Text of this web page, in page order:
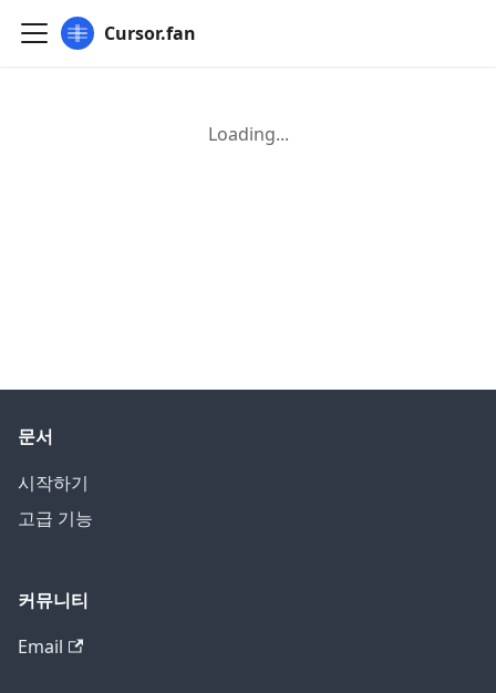
Cursor.fan
Loading...
문서
시작하기
고급 기능
커뮤니티
Email